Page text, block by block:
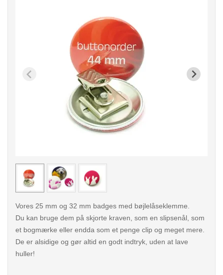
< /picture>
Vores 25 mm og 32 mm badges med bøjlelåseklemme.
Du kan bruge dem på skjorte kraven, som en slipsenål, som
et bogmærke eller endda som et penge clip og meget mere.
De er alsidige og gør altid en godt indtryk, uden at lave
huller!